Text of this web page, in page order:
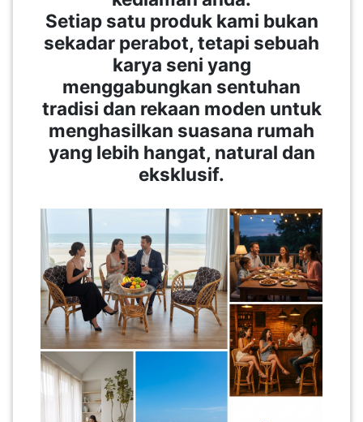
Setiap satu produk kami bukan
sekadar perabot, tetapi sebuah
karya seni yang
menggabungkan sentuhan
tradisi dan rekaan moden untuk
menghasilkan suasana rumah
yang lebih hangat, natural dan
eksklusif.
KEDAH(13)
TERENGGANU(12)
SABAH(0)
JOHOR(8)
MELAKA(53)
PENANG(2)